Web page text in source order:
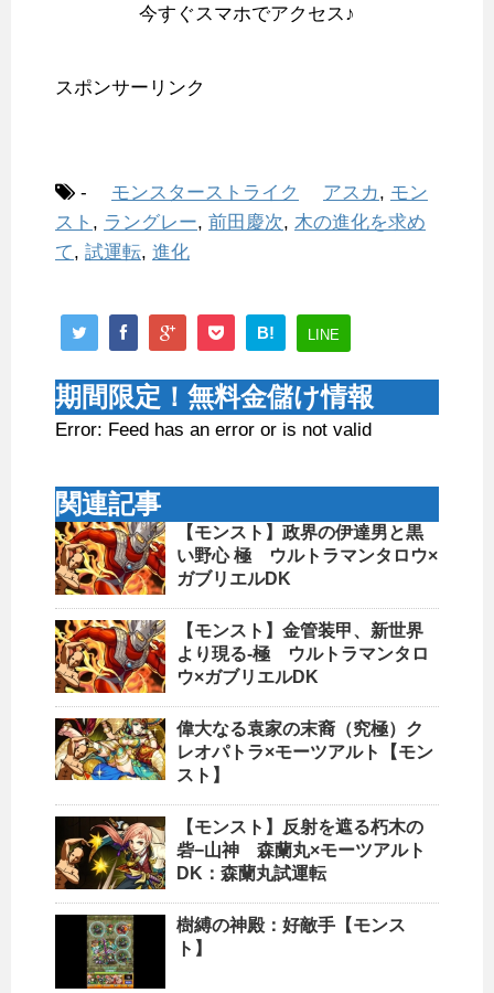
今すぐスマホでアクセス♪
スポンサーリンク
- モンスターストライク アスカ, モン
スト , ラングレー, 前田慶次, 木の進化を求め
て, 試運転, 進化
B! LINE
期間限定！無料金儲け情報
Error: Feed has an error or is not valid
関連記事
【モンスト】政界の伊達男と黒
い野心 極 ウルトラマンタロウ×
ガブリエルDK
【モンスト】金管装甲、新世界
より現る-極 ウルトラマンタロ
ウ×ガブリエルDK
偉大なる袁家の末裔（究極）ク
レオパトラ×モーツアルト【モン
スト】
【モンスト】反射を遮る朽木の
砦−山神 森蘭丸×モーツアルト
DK：森蘭丸試運転
樹縛の神殿：好敵手【モンス
ト】